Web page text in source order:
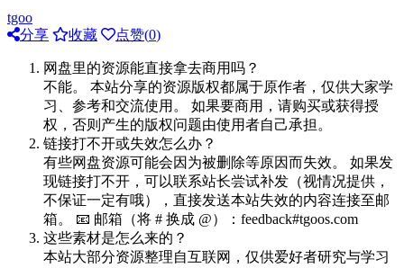
tgoo
分享
收藏 点赞(0)
网盘里的资源能直接拿去商用吗？
不能。 本站分享的资源版权都属于原作者，仅供大家学
习、参考和交流使用。 如果要商用，请购买或获得授
权，否则产生的版权问题由使用者自己承担。
链接打不开或失效怎么办？
有些网盘资源可能会因为被删除等原因而失效。 如果发
现链接打不开，可以联系站长尝试补发（视情况提供，
不保证一定有哦），直接发送本站失效的内容连接至邮
箱。 📧 邮箱（将 # 换成 @）：feedback#tgoos.com
这些素材是怎么来的？
本站大部分资源整理自互联网，仅供爱好者研究与学习